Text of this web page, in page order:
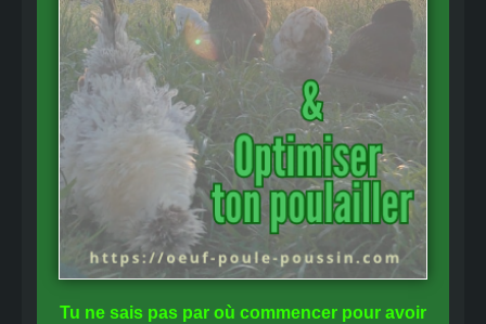
Tu ne sais pas par où commencer pour avoir